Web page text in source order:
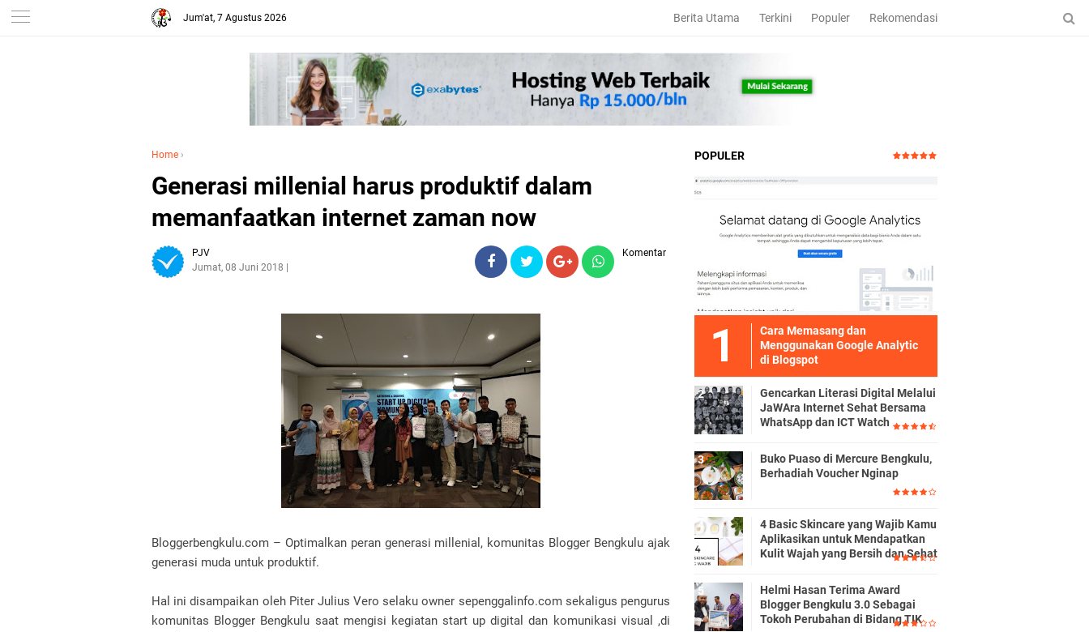
Jum'at, 7 Agustus 2026 Berita Utama Terkini Populer Rekomendasi
Home ›
Generasi millenial harus produktif dalam
memanfaatkan internet zaman now
PJV
Jumat, 08 Juni 2018
Komentar
Bloggerbengkulu.com – Optimalkan peran generasi millenial, komunitas Blogger Bengkulu ajak
generasi muda untuk produktif.
Hal ini disampaikan oleh Piter Julius Vero selaku owner sepenggalinfo.com sekaligus pengurus
komunitas Blogger Bengkulu saat mengisi kegiatan start up digital dan komunikasi visual ,di
POPULER
Cara Memasang dan
Menggunakan Google Analytic
di Blogspot
Gencarkan Literasi Digital Melalui
JaWAra Internet Sehat Bersama
WhatsApp dan ICT Watch
Buko Puaso di Mercure Bengkulu,
Berhadiah Voucher Nginap
4 Basic Skincare yang Wajib Kamu
Aplikasikan untuk Mendapatkan
Kulit Wajah yang Bersih dan Sehat
Helmi Hasan Terima Award
Blogger Bengkulu 3.0 Sebagai
Tokoh Perubahan di Bidang TIK